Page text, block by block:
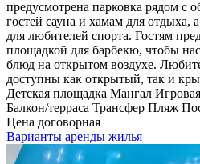
предусмотрена парковка рядом с
гостей сауна и хамам для отдыха,
для любителей спорта. Гостям
площадкой для барбекю, чтобы
блюд на открытом воздухе.
доступны как открытый, так и
Детская площадка Мангал Игровая
Балкон/терраса Трансфер Пляж
Цена договорная
Варианты аренды жилья